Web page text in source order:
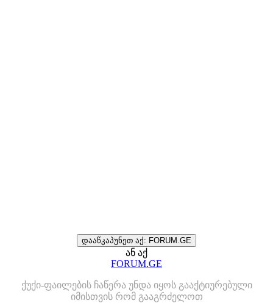
დააწკაპუნეთ აქ: FORUM.GE
ან აქ
FORUM.GE
ქუქი-ფაილების ჩაწერა უნდა იყოს გააქტიურებული
იმისთვის რომ გააგრძელოთ